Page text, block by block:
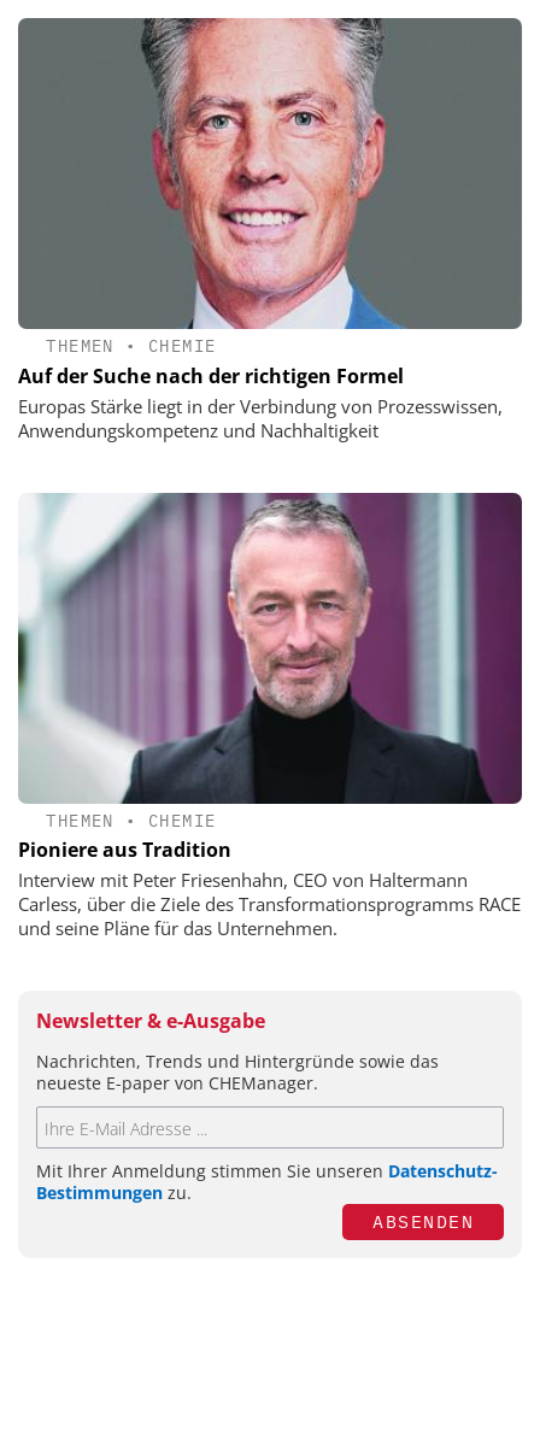
THEMEN • CHEMIE
Auf der Suche nach der richtigen Formel
Europas Stärke liegt in der Verbindung von Prozesswissen,
Anwendungskompetenz und Nachhaltigkeit
THEMEN • CHEMIE
Pioniere aus Tradition
Interview mit Peter Friesenhahn, CEO von Haltermann
Carless, über die Ziele des Transformationsprogramms RACE
und seine Pläne für das Unternehmen.
Newsletter & e-Ausgabe
Nachrichten, Trends und Hintergründe sowie das
neueste E-paper von CHEManager.
Mit Ihrer Anmeldung stimmen Sie unseren Datenschutz-
Bestimmungen zu.
ABSENDEN